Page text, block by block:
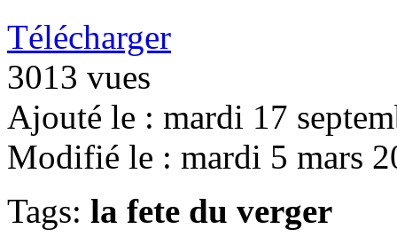
Télécharger
3013 vues
Ajouté le : mardi 17
Modifié le : mardi 5 mars
Tags: la fete du verger